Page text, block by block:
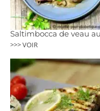
Saltimbocca de veau
>>> VOIR